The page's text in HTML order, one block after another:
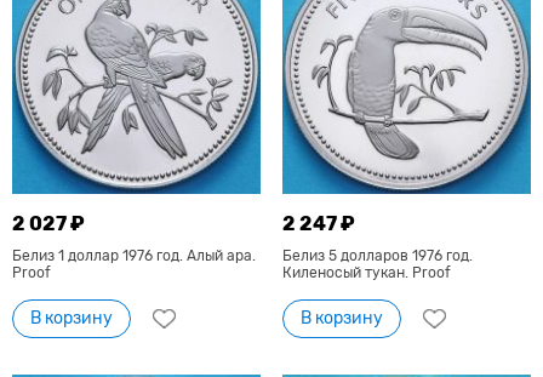
2 027 ₽
Белиз 1 доллар 1976 год. Алый ара.
Proof
В корзину
2 247 ₽
Белиз 5 долларов 1976 год.
Киленосый тукан. Proof
В корзину